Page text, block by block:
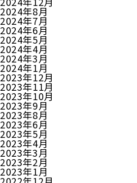
2024年8月
2024年7月
2024年6月
2024年5月
2024年4月
2024年3月
2024年1月
2023年12月
2023年11月
2023年10月
2023年9月
2023年8月
2023年6月
2023年5月
2023年4月
2023年3月
2023年2月
2023年1月